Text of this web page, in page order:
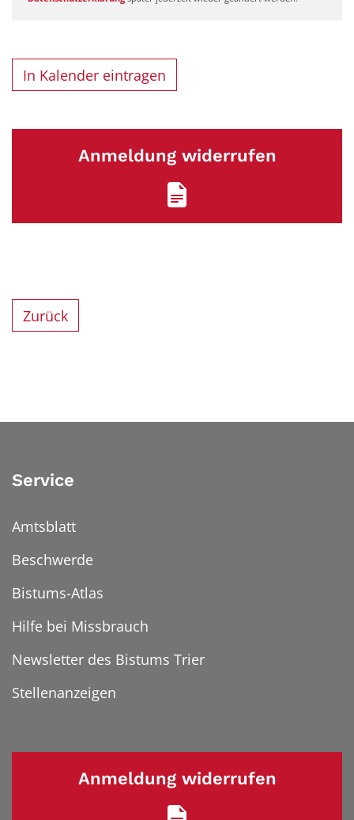
In Kalender eintragen
Anmeldung widerrufen
Zurück
Service
Amtsblatt
Beschwerde
Bistums-Atlas
Hilfe bei Missbrauch
Newsletter des Bistums Trier
Stellenanzeigen
Anmeldung widerrufen